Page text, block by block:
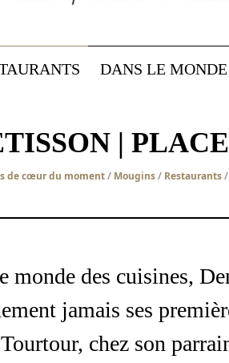
DANS LE MONDE
|
de cœur du moment/ Mougins/ Restaurants
monde des cuisines,
jamais ses
chez son